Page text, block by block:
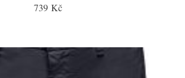
739 Kč